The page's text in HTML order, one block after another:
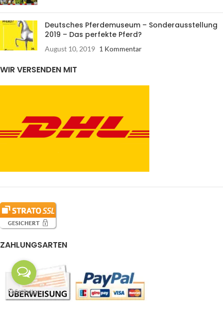
Deutsches Pferdemuseum – Sonderausstellung
2019 – Das perfekte Pferd?
August 10, 2019 1 Kommentar
WIR VERSENDEN MIT
ZAHLUNGSARTEN